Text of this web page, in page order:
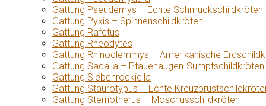
Gattung Pseudemys – Echte Schmuckschildkröten
Gattung Pyxis – Spinnenschildkröten
Gattung Rafetus
Gattung Rheodytes
Gattung Rhinoclemmys – Amerikanische
Gattung Sacalia – Pfauenaugen-Sumpfschildkröten
Gattung Siebenrockiella
Gattung Staurotypus – Echte
Gattung Sternotherus – Moschusschildkröten